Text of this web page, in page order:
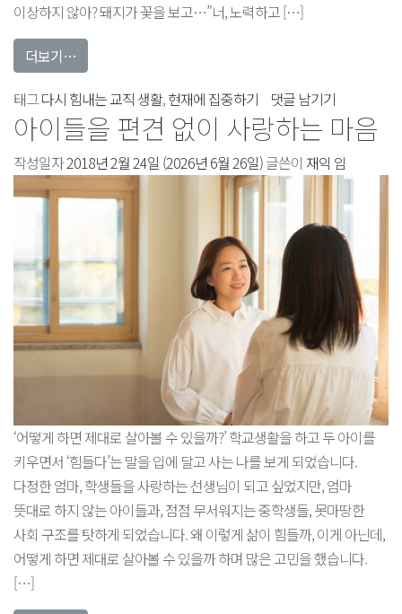
이상하지 않아? 돼지가 꽃을 보고…”너, 노력하고 […]
더보기…
태그다시 힘내는 교직 생활,현재에 집중하기
방학만
기다리던
나,
학교가
댓글 남기기
아이들을 편견 없이 사랑하는 마음
작성일자2018년 2월 24일 (2026년 6월 26일)글쓴이 재익 임
‘어떻게 하면 제대로 살아볼 수 있을까?’ 학교생활을 하고 두 아이를
키우면서 ‘힘들다’는 말을 입에 달고 사는 나를 보게 되었습니다.
다정한 엄마, 학생들을 사랑하는 선생님이 되고 싶었지만, 엄마
뜻대로 하지 않는 아이들과, 점점 무서워지는 중학생들, 못마땅한
사회 구조를 탓하게 되었습니다. 왜 이렇게 삶이 힘들까, 이게 아닌데,
어떻게 하면 제대로 살아볼 수 있을까 하며 많은 고민을 했습니다.
[…]